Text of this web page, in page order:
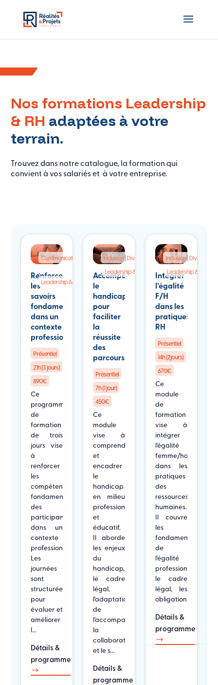
Nos formations Leadership
& RH adaptées à votre
terrain.
Trouvez dans notre catalogue, la formation qui
convient à vos salariés et à votre entreprise.
Communication
,
Leadership & RH
Renforcer
les
savoirs
fondamentaux
dans un
contexte
professionnel
Présentiel
21h (3 jours)
890€
Ce
programme
de
formation
de trois
jours vise
à
renforcer
les
compétences
fondamentales
des
participants
dans un
contexte
professionnel.
Les
journées
sont
structurées
pour
évaluer et
améliorer
l...
Détails &
programme
$
Inclusion | Diversité | Handicap
, Leadership & RH
Accompagner
le
handicap
pour
faciliter
la
réussite
des
parcours
Présentiel
7h (1 jour)
450€
Ce
module
vise à
comprendre
et
encadrer
le
handicap
en milieu
professionnel
et
éducatif.
Il aborde
les enjeux
du
handicap,
le cadre
légal,
l'adaptation
de
l'accompagnement,
la
collaboration
et le s...
Détails &
programme
Inclusion | Diversité |
, Leadership & RH
Intégrer
l’égalité
F/H
dans les
pratiques
RH
Présentiel
14h (2jours)
670€
Ce
module
de
formation
vise à
intégrer
l'égalité
femme/homme
dans les
pratiques
des
ressources
humaines.
Il couvre
les
fondamentaux
de
l'égalité
professionnelle,
le cadre
légal, les
obligations...
Détails &
programme
$